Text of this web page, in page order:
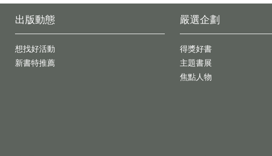
出版動態
想找好活動
新書特推薦
嚴選企劃
得獎好書
主題書展
焦點人物